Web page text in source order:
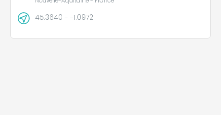
45.3640 - -1.0972